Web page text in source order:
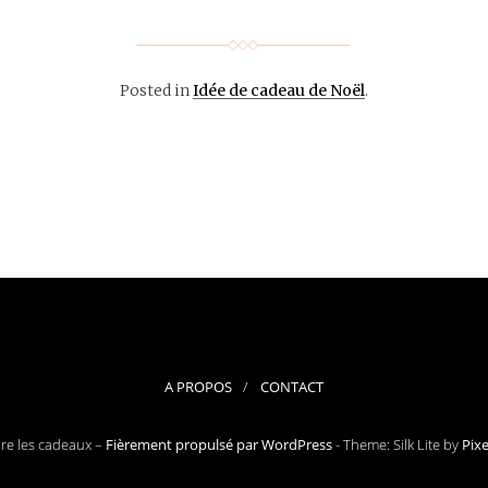
Posted in Idée de cadeau de Noël.
A PROPOS CONTACT
les cadeaux – Fièrement propulsé par WordPress-Theme: Silk Lite by